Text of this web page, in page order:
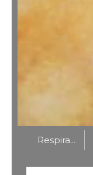
Respira...